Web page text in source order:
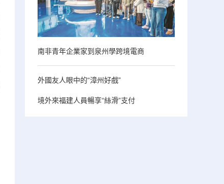
南非青年企業家到泉州學跨境電商
外國友人眼中的“漳州好戲”
境外來福建人員暢享“絲滑”支付